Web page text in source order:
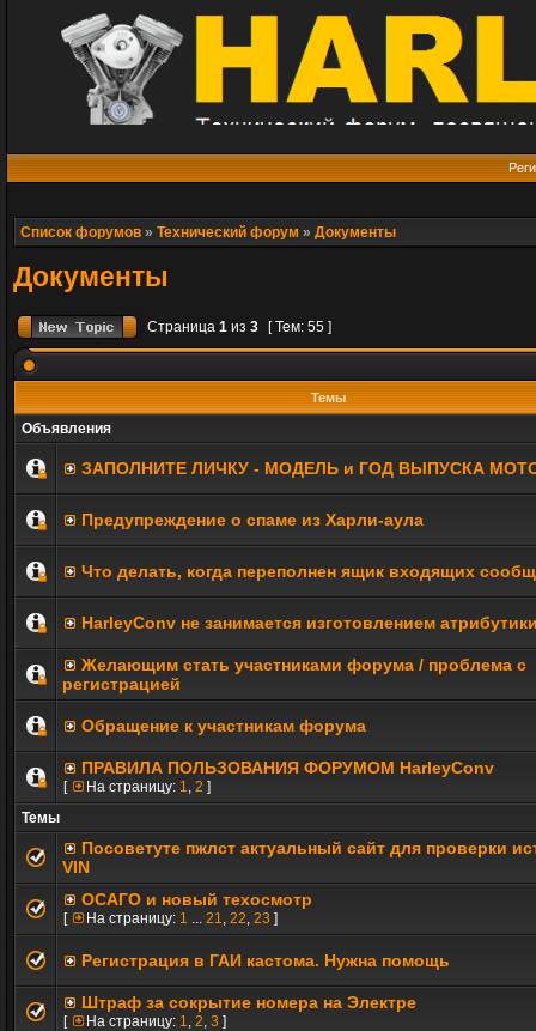
Список форумов » Технический форум » Документы
Документы
Страница 1 из 3 [ Тем: 55 ]
Темы
Объявления
ЗАПОЛНИТE ЛИЧКУ - МОДЕЛЬ и ГОД ВЫПУСКА
Предупреждение о спаме из Харли-аула
Что делать, когда переполнен ящик входящих
HarleyConv не занимается изготовлением
Желающим стать участниками форума / проблема с
регистрацией
Обращение к участникам форума
ПРАВИЛА ПОЛЬЗОВАНИЯ ФОРУМОМ HarleyConv
[ На страницу: 1, 2 ]
Темы
Посоветуте пжлст актуальный сайт для проверки
VIN
ОСАГО и новый техосмотр
[ На страницу: 1 ... 21, 22, 23 ]
Регистрация в ГАИ кастома. Нужна помощь
Штраф за сокрытие номера на Электре
[ На страницу: 1, 2, 3 ]